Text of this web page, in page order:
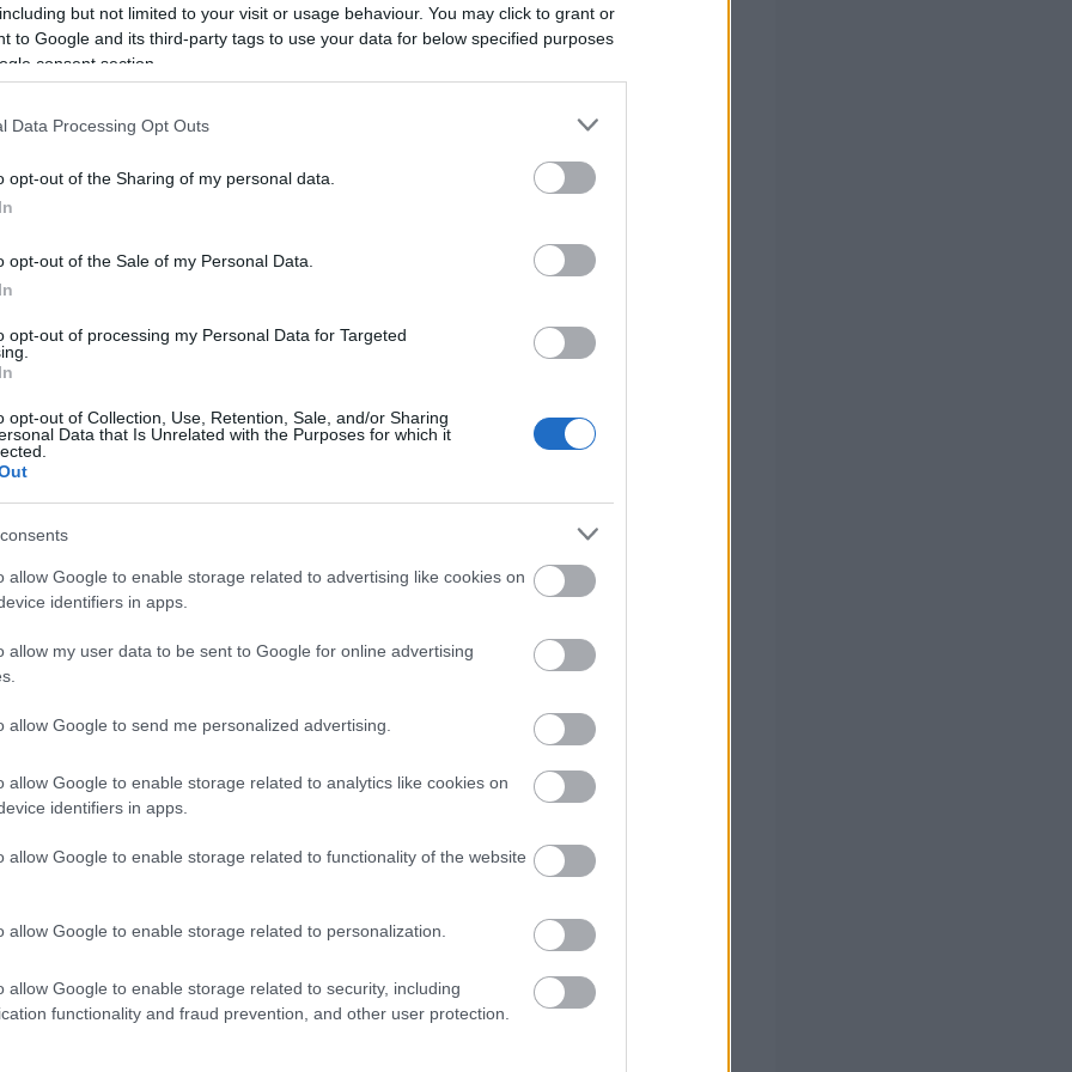
but not limited to your visit or usage behaviour. You may click to grant or
to Google and its third-party tags to use your data for below specified purposes
consent section.
Data Processing Opt Outs
opt-out of the Sharing of my personal data.
opt-out of the Sale of my Personal Data.
opt-out of processing my Personal Data for Targeted
opt-out of Collection, Use, Retention, Sale, and/or Sharing
Data that Is Unrelated with the Purposes for which it
allow Google to enable storage related to advertising like cookies on
identifiers in apps.
allow my user data to be sent to Google for online advertising
allow Google to send me personalized advertising.
allow Google to enable storage related to analytics like cookies on
identifiers in apps.
allow Google to enable storage related to functionality of the website
allow Google to enable storage related to personalization.
allow Google to enable storage related to security, including
functionality and fraud prevention, and other user protection.
του Δημοσίου
Αγγλικών σε μόνο 2 ημέρες στα χέρια σας
η πιο Εύκολη Πιστοποίηση Υπολογιστών σε 2
όλες τις σημαντικές ειδήσεις.
Ειδήσεις
θέσεις εργασίας στο Δημόσιο (χωρίς πτυχίο)
Σχολή: Νέος κανονισμός για δόκιμους – Τι αλλάζει σε
846 ευρώ επιπλέον στη σύνταξη – Ποιοι δικαιούνται τα